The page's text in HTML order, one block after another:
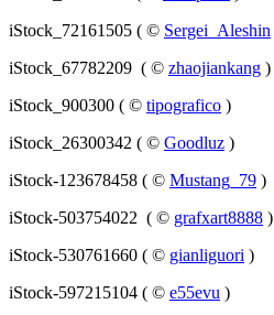
iStock_72161505 ( © Sergei_Aleshin
iStock_67782209 ( © zhaojiankang )
iStock_900300 ( © tipografico )
iStock_26300342 ( © Goodluz )
iStock-123678458 ( © Mustang_79 )
iStock-503754022 ( © grafxart8888 )
iStock-530761660 ( © gianliguori )
iStock-597215104 ( © e55evu )